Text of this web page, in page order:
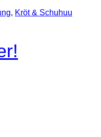
, Kröt & Schuhuu